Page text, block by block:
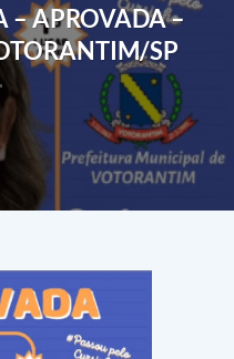
– APROVADA –
SP